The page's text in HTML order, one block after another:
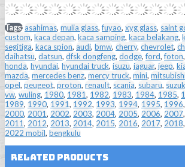
Tags:asahimas, mulia glass,fuyao, xyg glass, saint
custom, kaca depan, kaca samping, kaca belakang,
segitiga, kaca spion, audi, bmw, cherry, chevrolet,
daihatsu, datsun, dfsk dongfeng, dodge,ford,foton,
honda, hyundai, hyundai truck, isuzu, jaguar, jeep,
mazda, mercedes benz, mercy truck, mini,
opel, peugeot, proton, renault, scania, subaru,
vw, wuling, 1980, 1981, 1982, 1983, 1984, 1985,
1989, 1990, 1991, 1992, 1993, 1994, 1995, 1996,
2000, 2001, 2002, 2003, 2004, 2005, 2006, 2007,
2011, 2012, 2013, 2014, 2015, 2016, 2017, 2018,
2022 mobil, bengkulu
Related Products